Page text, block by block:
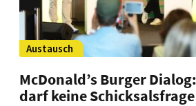
Austausch
McDonald’s Burger
darf keine